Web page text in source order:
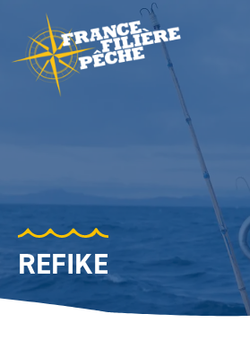
REFIKE